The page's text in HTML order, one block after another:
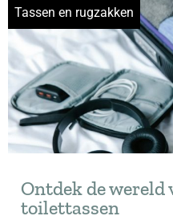
Tassen en rugzakken
Ontdek de wereld
toilettassen